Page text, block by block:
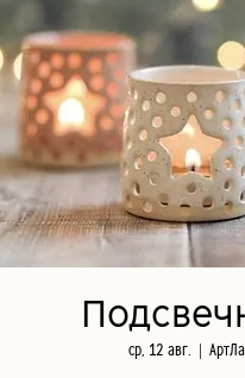
ср, 12 авг.